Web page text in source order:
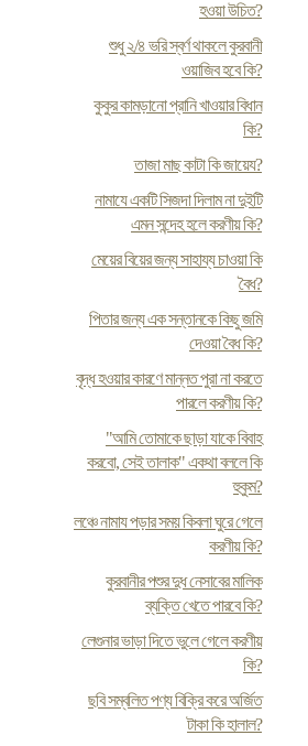
হওয়া উচিত?
শুধু ২/৪ ভরি স্বর্ণ থাকলে কুরবানী
ওয়াজিব হবে কি?
কুকুর কামড়ানো প্রানি খাওয়ার বিধান
কি?
তাজা মাছ কাটা কি জায়েয?
নামাযে একটি সিজদা দিলাম না দুইটি
এমন সন্দেহ হলে করণীয় কি?
মেয়ের বিয়ের জন্য সাহায্য চাওয়া কি
বৈধ?
পিতার জন্য এক সন্তানকে কিছু জমি
দেওয়া বৈধ কি?
বৃদ্ধ হওয়ার কারণে মান্নত পুরা না করতে
পারলে করণীয় কি?
"আমি তোমাকে ছাড়া যাকে বিবাহ
করবো, সেই তালাক" একথা বললে কি
হুকুম?
লঞ্চে নামায পড়ার সময় কিবলা ঘুরে গেলে
করণীয় কি?
কুরবানীর পশুর দুধ নেসাবের মালিক
ব্যক্তি খেতে পারবে কি?
লেগুনার ভাড়া দিতে ভুলে গেলে করণীয়
কি?
ছবি সম্বলিত পণ্য বিক্রি করে অর্জিত
টাকা কি হালাল?